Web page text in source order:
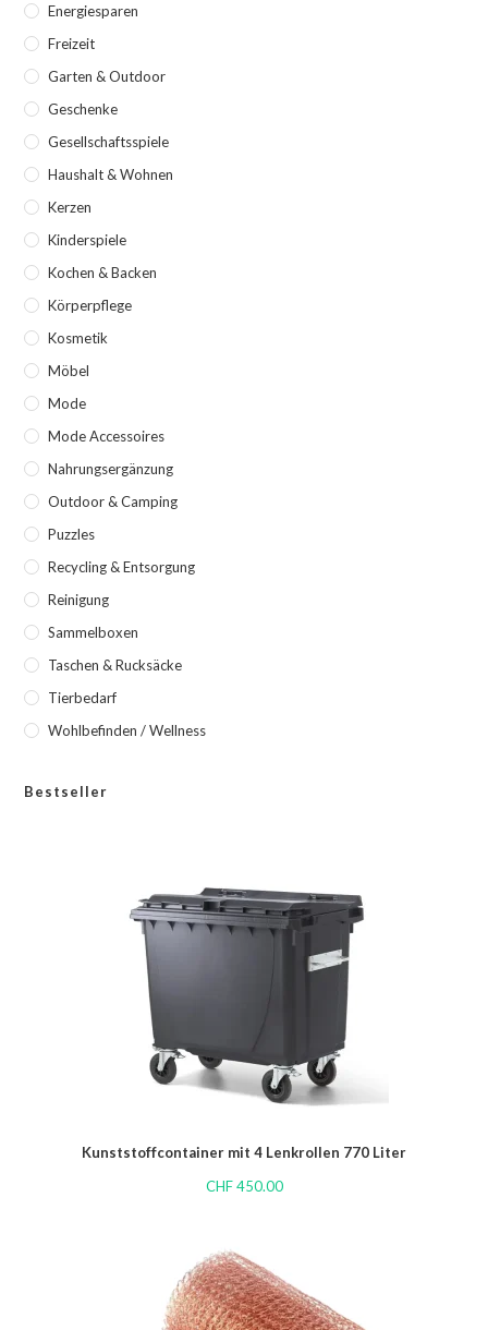
Energiesparen
Freizeit
Garten & Outdoor
Geschenke
Gesellschaftsspiele
Haushalt & Wohnen
Kerzen
Kinderspiele
Kochen & Backen
Körperpflege
Kosmetik
Möbel
Mode
Mode Accessoires
Nahrungsergänzung
Outdoor & Camping
Puzzles
Recycling & Entsorgung
Reinigung
Sammelboxen
Taschen & Rucksäcke
Tierbedarf
Wohlbefinden / Wellness
Bestseller
Kunststoffcontainer mit 4 Lenkrollen 770 Liter
CHF450.00